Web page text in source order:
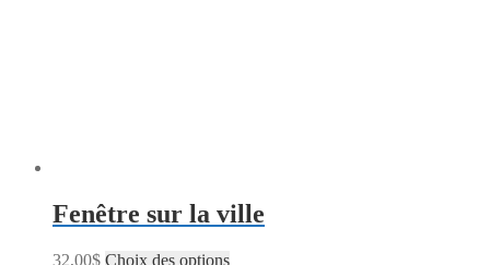
Fenêtre sur la ville
32,00$ Choix des options